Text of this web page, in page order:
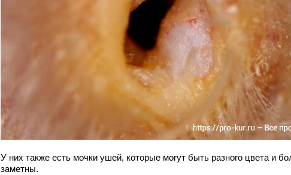
У них также есть мочки ушей, которые могут быть разного цвета и
заметны.